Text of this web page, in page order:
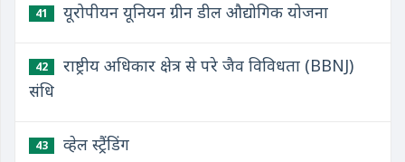
41 यूरोपीयन यूनियन ग्रीन डील औद्योगिक योजना
42
राष्ट्रीय अधिकार क्षेत्र से परे जैव विविधता (BBNJ)
संधि
43 व्हेल स्ट्रैंडिंग